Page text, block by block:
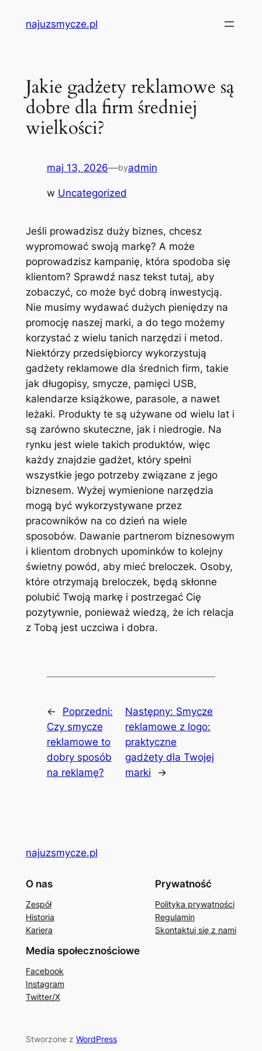
najuzsmycze.pl
Jakie gadżety reklamowe są
dobre dla firm średniej
wielkości?
maj 13, 2026—byadmin
w Uncategorized
Jeśli prowadzisz duży biznes, chcesz
wypromować swoją markę? A może
poprowadzisz kampanię, która spodoba się
klientom? Sprawdź nasz tekst tutaj, aby
zobaczyć, co może być dobrą inwestycją.
Nie musimy wydawać dużych pieniędzy na
promocję naszej marki, a do tego możemy
korzystać z wielu tanich narzędzi i metod.
Niektórzy przedsiębiorcy wykorzystują
gadżety reklamowe dla średnich firm, takie
jak długopisy, smycze, pamięci USB,
kalendarze książkowe, parasole, a nawet
leżaki. Produkty te są używane od wielu lat i
są zarówno skuteczne, jak i niedrogie. Na
rynku jest wiele takich produktów, więc
każdy znajdzie gadżet, który spełni
wszystkie jego potrzeby związane z jego
biznesem. Wyżej wymienione narzędzia
mogą być wykorzystywane przez
pracowników na co dzień na wiele
sposobów. Dawanie partnerom biznesowym
i klientom drobnych upominków to kolejny
świetny powód, aby mieć breloczek. Osoby,
które otrzymają breloczek, będą skłonne
polubić Twoją markę i postrzegać Cię
pozytywnie, ponieważ wiedzą, że ich relacja
z Tobą jest uczciwa i dobra.
←
Poprzedni:
Czy smycze
reklamowe to
dobry sposób
na reklamę?
Następny: Smycze
reklamowe z logo:
praktyczne
gadżety dla Twojej
marki
→
najuzsmycze.pl
O nas
Zespół
Historia
Kariera
Prywatność
Polityka prywatności
Regulamin
Skontaktuj się z nami
Media społecznościowe
Facebook
Instagram
Twitter/X
Stworzone z WordPress